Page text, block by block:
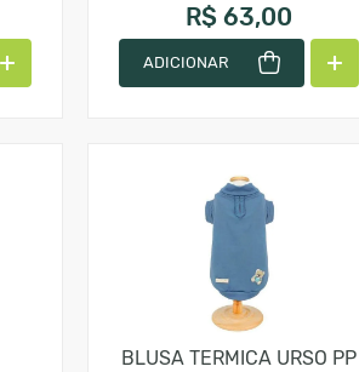
R$ 63,00
ADICIONAR
BLUSA TERMICA URSO PP